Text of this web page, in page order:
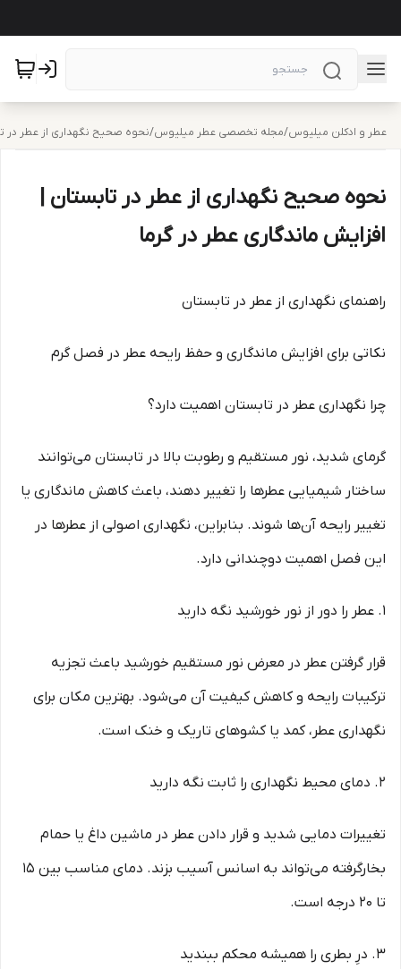
عطر و ادکلن میلیوس/مجله تخصصی عطر میلیوس/نحوه صحیح نگهداری از عطر در
نحوه صحیح نگهداری از عطر در تابستان |
افزایش ماندگاری عطر در گرما
راهنمای نگهداری از عطر در تابستان
نکاتی برای افزایش ماندگاری و حفظ رایحه عطر در فصل گرم
چرا نگهداری عطر در تابستان اهمیت دارد؟
گرمای شدید، نور مستقیم و رطوبت بالا در تابستان می‌توانند
ساختار شیمیایی عطرها را تغییر دهند، باعث کاهش ماندگاری یا
تغییر رایحه آن‌ها شوند. بنابراین، نگهداری اصولی از عطرها در
این فصل اهمیت دوچندانی دارد.
۱. عطر را دور از نور خورشید نگه دارید
قرار گرفتن عطر در معرض نور مستقیم خورشید باعث تجزیه
ترکیبات رایحه و کاهش کیفیت آن می‌شود. بهترین مکان برای
نگهداری عطر، کمد یا کشوهای تاریک و خنک است.
۲. دمای محیط نگهداری را ثابت نگه دارید
تغییرات دمایی شدید و قرار دادن عطر در ماشین داغ یا حمام
بخارگرفته می‌تواند به اسانس آسیب بزند. دمای مناسب بین ۱۵
تا ۲۰ درجه است.
۳. درِ بطری را همیشه محکم ببندید